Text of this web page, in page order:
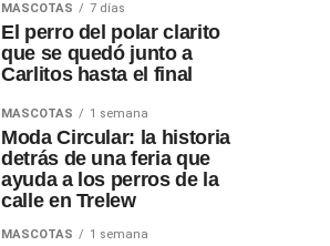
MASCOTAS 7 días
El perro del polar clarito
que se quedó junto a
Carlitos hasta el final
MASCOTAS 1 semana
Moda Circular: la historia
detrás de una feria que
ayuda a los perros de la
calle en Trelew
MASCOTAS 1 semana